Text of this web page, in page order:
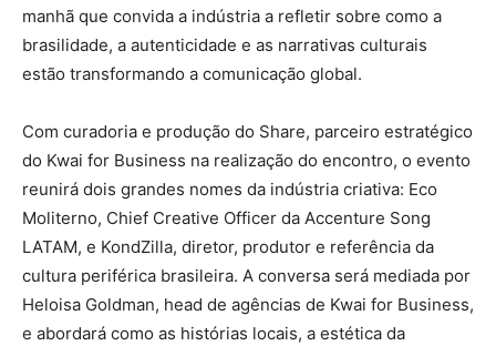
manhã que convida a indústria a refletir sobre como a
brasilidade, a autenticidade e as narrativas culturais
estão transformando a comunicação global.
Com curadoria e produção do Share, parceiro estratégico
do Kwai for Business na realização do encontro, o evento
reunirá dois grandes nomes da indústria criativa: Eco
Moliterno, Chief Creative Officer da Accenture Song
LATAM, e KondZilla, diretor, produtor e referência da
cultura periférica brasileira. A conversa será mediada por
Heloisa Goldman, head de agências de Kwai for Business,
e abordará como as histórias locais, a estética da